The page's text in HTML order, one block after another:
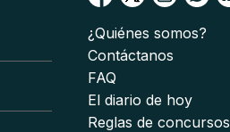
¿Quiénes somos?
Contáctanos
FAQ
El diario de hoy
Reglas de concursos